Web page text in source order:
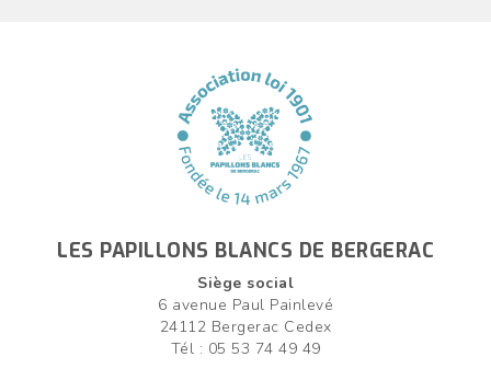
LES PAPILLONS BLANCS DE BERGERAC
Siège social
6 avenue Paul Painlevé
24112 Bergerac Cedex
Tél : 05 53 74 49 49